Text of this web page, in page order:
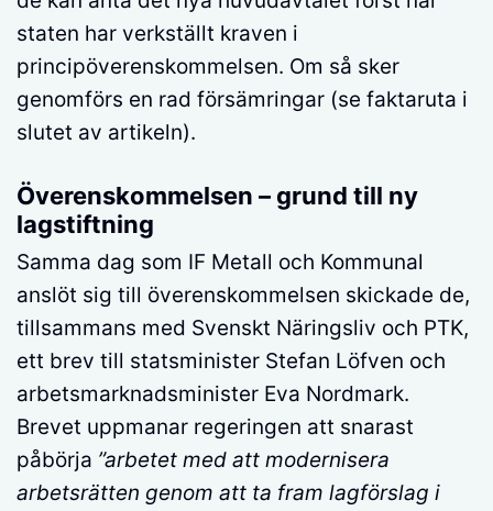
staten har verkställt kraven i
principöverenskommelsen. Om så sker
genomförs en rad försämringar (se faktaruta i
slutet av artikeln).
Överenskommelsen – grund till ny
lagstiftning
Samma dag som IF Metall och Kommunal
anslöt sig till överenskommelsen skickade de,
tillsammans med Svenskt Näringsliv och PTK,
ett brev till statsminister Stefan Löfven och
arbetsmarknadsminister Eva Nordmark.
Brevet uppmanar regeringen att snarast
påbörja ”arbetet med att modernisera
arbetsrätten genom att ta fram lagförslag i